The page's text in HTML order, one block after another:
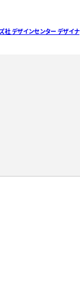
社 デザインセンター デザイナ